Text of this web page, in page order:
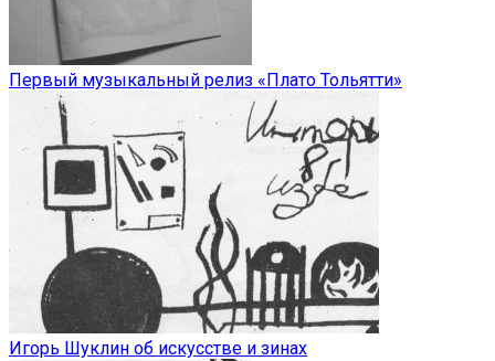
Первый музыкальный релиз «Плато Тольятти»
Игорь Шуклин об искусстве и зинах